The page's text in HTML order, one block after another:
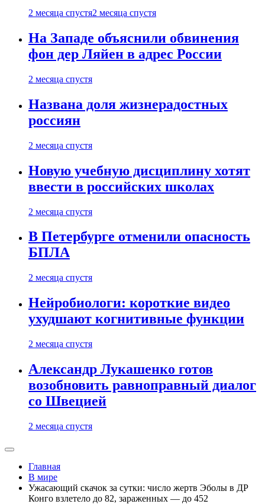
2 месяца спустя2 месяца спустя
На Западе объяснили обвинения
фон дер Ляйен в адрес России
2 месяца спустя
Названа доля жизнерадостных
россиян
2 месяца спустя
Новую учебную дисциплину хотят
ввести в российских школах
2 месяца спустя
В Петербурге отменили опасность
БПЛА
2 месяца спустя
Нейробиологи: короткие видео
ухудшают когнитивные функции
2 месяца спустя
Александр Лукашенко готов
возобновить равноправный диалог
со Швецией
2 месяца спустя
Главная
В мире
Ужасающий скачок за сутки: число жертв Эболы в ДР
Конго взлетело до 82, зараженных — до 452